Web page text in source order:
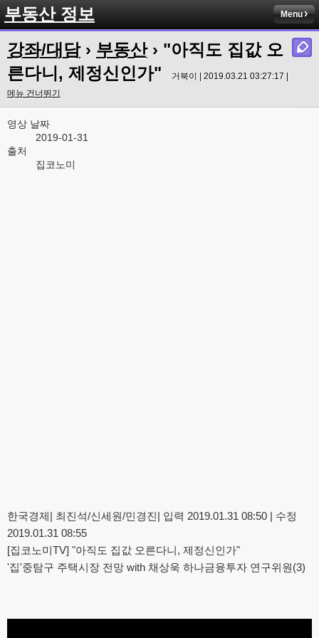
부동산 정보 Menu
강좌/대담› 부동산› "아직도 집값 오
른다니, 제정신인가"
거북이 | 2019.03.21 03:27:17 |
메뉴 건너뛰기
영상 날짜
2019-01-31
출처
집코노미
한국경제| 최진석/신세원/민경진| 입력 2019.01.31 08:50 | 수정
2019.01.31 08:55
[집코노미TV] "아직도 집값 오른다니, 제정신인가"
'집'중탐구 주택시장 전망 with 채상욱 하나금융투자 연구위원(3)